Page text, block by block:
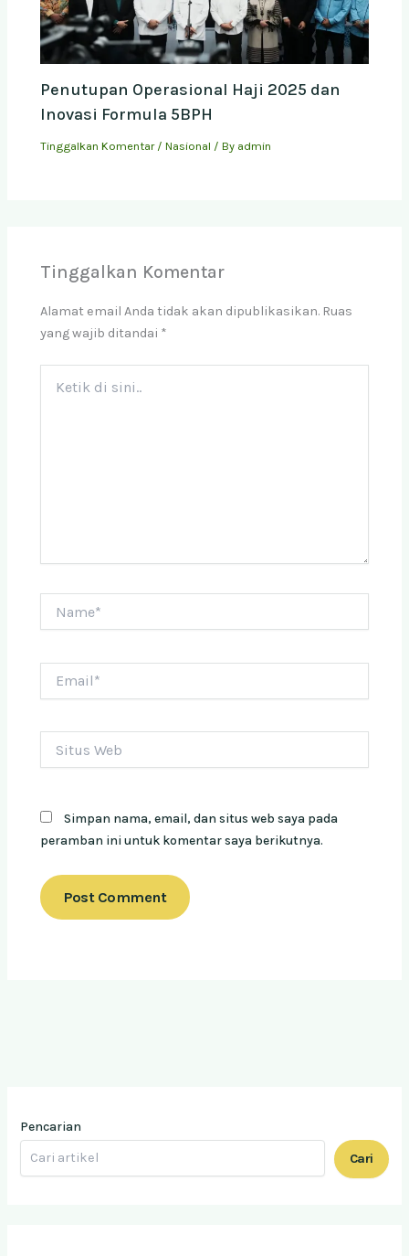
Penutupan Operasional Haji 2025 dan
Inovasi Formula 5BPH
Tinggalkan Komentar /Nasional / By admin
Tinggalkan Komentar
Alamat email Anda tidak akan dipublikasikan. Ruas
yang wajib ditandai *
Web
Simpan nama, email, dan situs web saya pada
peramban ini untuk komentar saya berikutnya.
Pencarian
Cari